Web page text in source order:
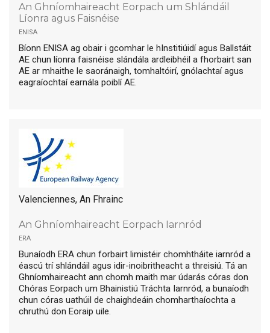
An Ghníomhaireacht Eorpach um Shlándáil
Líonra agus Faisnéise
enisa
Bíonn ENISA ag obair i gcomhar le hInstitiúidí agus Ballstáit
AE chun líonra faisnéise slándála ardleibhéil a fhorbairt san
AE ar mhaithe le saoránaigh, tomhaltóirí, gnólachtaí agus
eagraíochtaí earnála poiblí AE.
Valenciennes, An Fhrainc
An Ghníomhaireacht Eorpach Iarnród
era
Bunaíodh ERA chun forbairt limistéir chomhtháite iarnród a
éascú trí shlándáil agus idir-inoibritheacht a threisiú. Tá an
Ghníomhaireacht ann chomh maith mar údarás córas don
Chóras Eorpach um Bhainistiú Tráchta Iarnród, a bunaíodh
chun córas uathúil de chaighdeáin chomharthaíochta a
chruthú don Eoraip uile.